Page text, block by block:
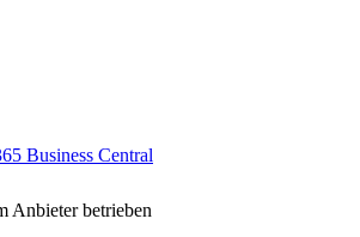
Business Central
Anbieter betrieben